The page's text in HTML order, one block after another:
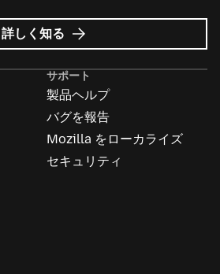
Mozilla
広
詳しく知る
サポート
製品ヘルプ
バグを報告
Mozilla をローカライズ
セキュリティ